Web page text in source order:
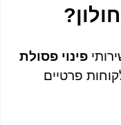
פינוי פסולת
פרטיים